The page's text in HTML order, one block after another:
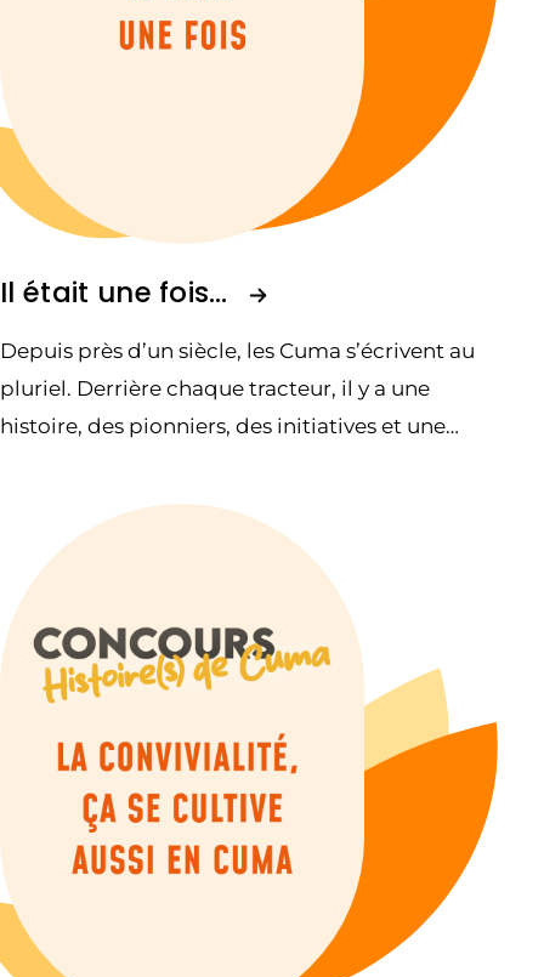
Il était une fois…
Depuis près d’un siècle, les Cuma s’écrivent au
pluriel. Derrière chaque tracteur, il y a une
histoire, des pionniers, des initiatives et une